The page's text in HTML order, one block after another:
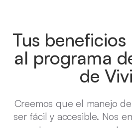
Tus
al programa
de
Creemos que el manejo
ser fácil y accesible. Nos